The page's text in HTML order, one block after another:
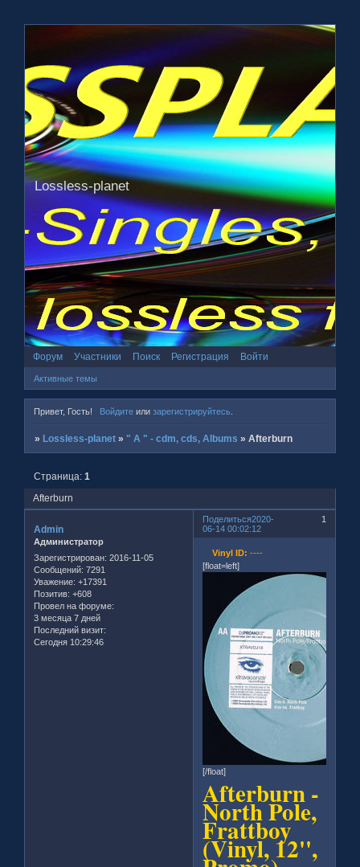
Lossless-planet
Форум Участники Поиск Регистрация Войти
Активные темы
Привет, Гость! Войдитеили зарегистрируйтесь.
» Lossless-planet » " A " - cdm, cds, Albums »Afterburn
Afterburn
Страница:1
Поделиться 1
2020-
06-14 00:02:12
Admin
Администратор
Зарегистрирован: 2016-11-05
Сообщений: 7291
Уважение: +17391
Позитив: +608
Провел на форуме:
3 месяца 7 дней
Последний визит:
Сегодня 10:29:46
Vinyl ID: ----
[float=left]
[/float]
Afterburn -
North Pole,
Frattboy
(Vinyl, 12'',